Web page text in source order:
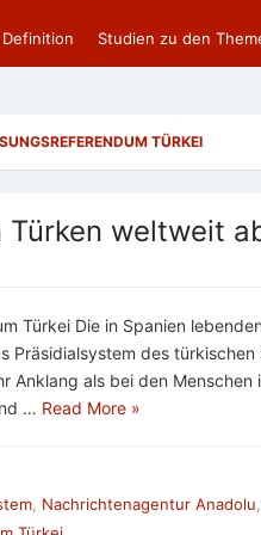
Studien zu den
TÜRKEI
Türken weltweit
Türkei Die in Spanien
Präsidialsystem des
Anklang als bei den Menschen
… Read More »
, Nachrichtenagentur Anadolu,